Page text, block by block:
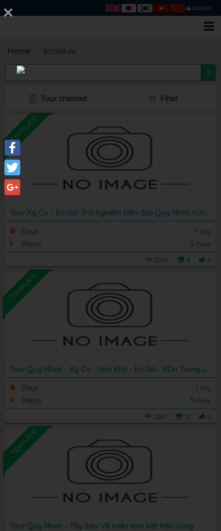
SIGN IN
Facebook
Twitter
Home Schedule
Tour created Filter
TEMPLATE
Tour Kỳ Co – Eo Gió: Trải nghiệm biển đảo Quy Nhơn hùng vĩ
Days 1 Day
Places 5 Place
2342 8 0
TEMPLATE
Tour Quy Nhơn - Kỳ Co - Hòn Khô - Eo Gió - KDn Trung Lương
Days 1 Day
Places 5 Place
2201 12 0
TEMPLATE
Tour Quy Nhơn - Tây Sơn: Về miền tam kiệt hào hùng